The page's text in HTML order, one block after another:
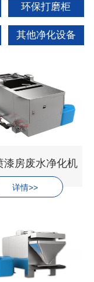
环保打磨柜
其他净化设备
漆房废水净化机
详情>>